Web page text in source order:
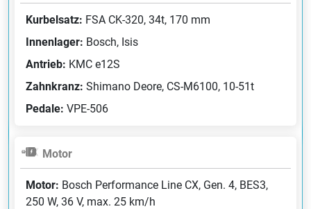
Kurbelsatz: FSA CK-320, 34t, 170 mm
Innenlager: Bosch, Isis
Antrieb: KMC e12S
Zahnkranz: Shimano Deore, CS-M6100, 10-51t
Pedale: VPE-506
Motor
Motor: Bosch Performance Line CX, Gen. 4, BES3,
250 W, 36 V, max. 25 km/h